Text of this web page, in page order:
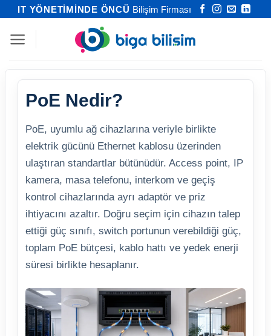
İçeriğeIT YÖNETİMİNDE ÖNCÜ Bilişim Firması
PoE Nedir?
PoE, uyumlu ağ cihazlarına veriyle birlikte
elektrik gücünü Ethernet kablosu üzerinden
ulaştıran standartlar bütünüdür. Access point, IP
kamera, masa telefonu, interkom ve geçiş
kontrol cihazlarında ayrı adaptör ve priz
ihtiyacını azaltır. Doğru seçim için cihazın talep
ettiği güç sınıfı, switch portunun verebildiği güç,
toplam PoE bütçesi, kablo hattı ve yedek enerji
süresi birlikte hesaplanır.